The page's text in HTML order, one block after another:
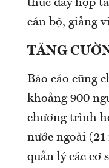
thúc đẩy hợp
cán bộ, giảng
TĂNG
Báo cáo cũng
khoảng 900
chương trình
nước ngoài
quản lý các cơ